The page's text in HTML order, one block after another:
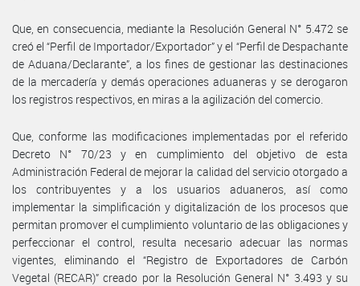
Que, en consecuencia, mediante la Resolución General N° 5.472 se
creó el “Perfil de Importador/Exportador” y el “Perfil de Despachante
de Aduana/Declarante”, a los fines de gestionar las destinaciones
de la mercadería y demás operaciones aduaneras y se derogaron
los registros respectivos, en miras a la agilización del comercio.
Que, conforme las modificaciones implementadas por el referido
Decreto N° 70/23 y en cumplimiento del objetivo de esta
Administración Federal de mejorar la calidad del servicio otorgado a
los contribuyentes y a los usuarios aduaneros, así como
implementar la simplificación y digitalización de los procesos que
permitan promover el cumplimiento voluntario de las obligaciones y
perfeccionar el control, resulta necesario adecuar las normas
vigentes, eliminando el “Registro de Exportadores de Carbón
Vegetal (RECAR)” creado por la Resolución General N° 3.493 y su